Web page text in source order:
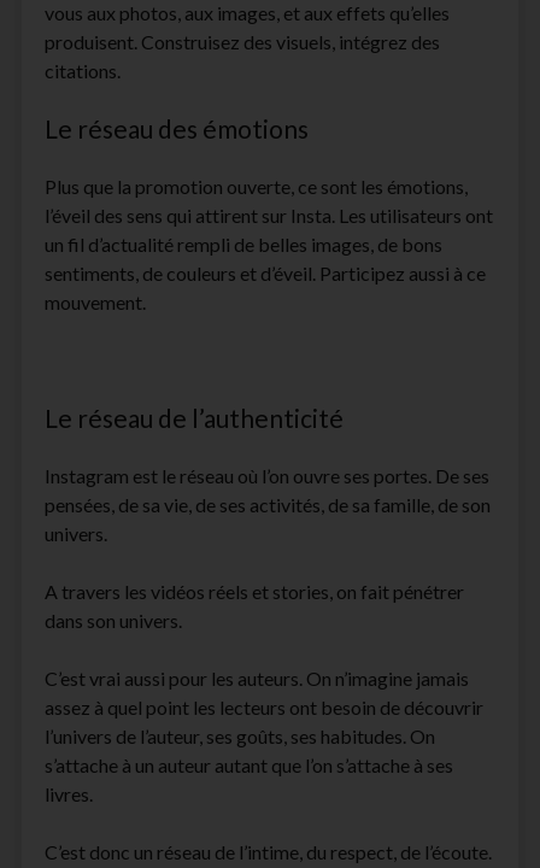
vous aux photos, aux images, et aux effets qu’elles
produisent. Construisez des visuels, intégrez des
citations.
Le réseau des émotions
Plus que la promotion ouverte, ce sont les émotions,
l’éveil des sens qui attirent sur Insta. Les utilisateurs ont
un fil d’actualité rempli de belles images, de bons
sentiments, de couleurs et d’éveil. Participez aussi à ce
mouvement.
Le réseau de l’authenticité
Instagram est le réseau où l’on ouvre ses portes. De ses
pensées, de sa vie, de ses activités, de sa famille, de son
univers.
A travers les vidéos réels et stories, on fait pénétrer
dans son univers.
C’est vrai aussi pour les auteurs. On n’imagine jamais
assez à quel point les lecteurs ont besoin de découvrir
l’univers de l’auteur, ses goûts, ses habitudes. On
s’attache à un auteur autant que l’on s’attache à ses
livres.
C’est donc un réseau de l’intime, du respect, de l’écoute.